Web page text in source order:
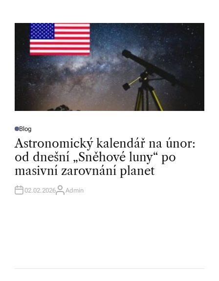
R
P
S
E
D
I
N
Blog
Astronomický kalendář na únor:
od dnešní „Sněhové luny“ po
masivní zarovnání planet
02.02.2026A
Admin